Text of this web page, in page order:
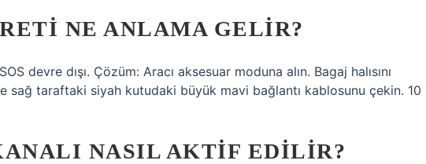
NE ANLAMA GELIR?
devre dışı. Çözüm: Aracı aksesuar moduna alın. Bagaj halısını
sağ taraftaki siyah kutudaki büyük mavi bağlantı kablosunu çekin. 10
NASIL AKTIF EDILIR?